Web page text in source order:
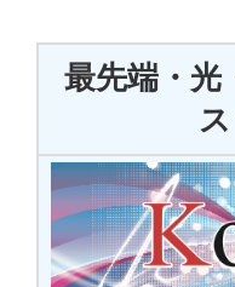
最先端・光